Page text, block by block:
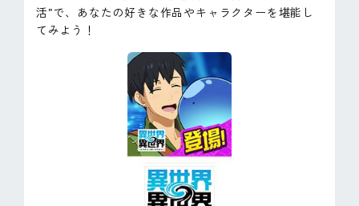
活"で、あなたの好きな作品やキャラクターを堪能し
てみよう！